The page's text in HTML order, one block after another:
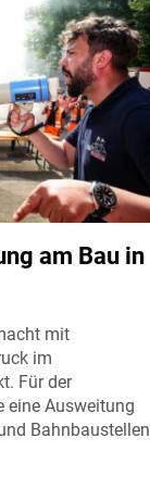
am Bau in
mit
im
Für der
eine Ausweitung
Bahnbaustellen